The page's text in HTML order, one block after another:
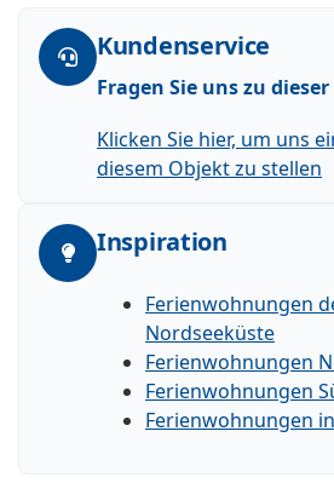
Kundenservice
Fragen Sie uns zu
Klicken Sie hier, um uns
diesem Objekt zu stellen
Inspiration
Ferienwohnungen
Nordseeküste
Ferienwohnungen
Ferienwohnungen
Ferienwohnungen